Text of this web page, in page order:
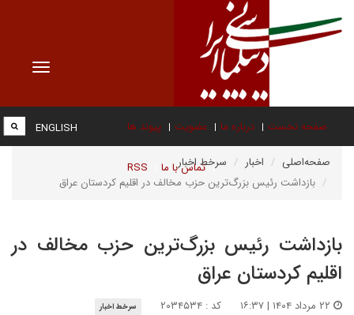
Toggle
صفحه نخست درباره ما عضویت پیوند ها
تماس با ما RSS
ENGLISH
صفحه‌اصلی اخبار
سرخط اخبار
بازداشت رئیس بزرگ‌ترین حزب مخالف در اقلیم کردستان عراق
بازداشت رئیس بزرگ‌ترین حزب مخالف در
اقلیم کردستان عراق
کد : ۲۰۳۴۵۳۴ سرخط اخبار